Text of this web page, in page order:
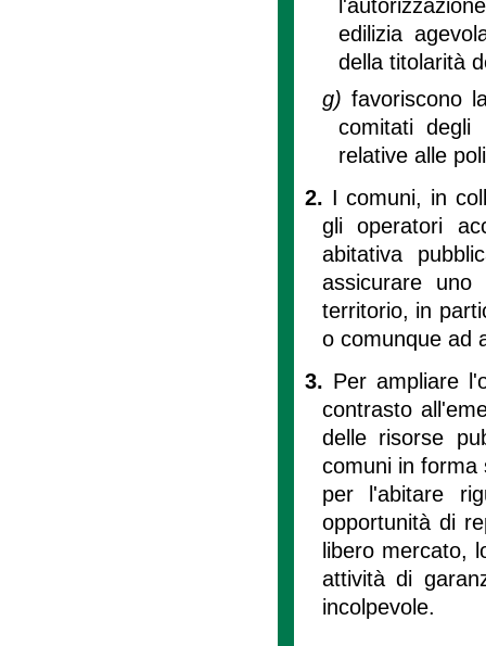
edilizia
della titolarità
g) favoriscono
comitati degli
relative alle
2. I comuni, in
gli operatori
abitativa
assicurare
territorio, in
o comunque ad
3. Per ampliare
contrasto
delle risorse
comuni in forma
per l'abitare
opportunità di
libero mercato,
attività di
incolpevole.